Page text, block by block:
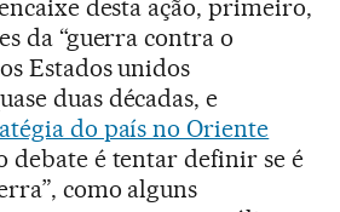
desta ação, primeiro,
da “guerra contra o
Estados unidos
duas décadas, e
do país no Oriente
debate é tentar definir se é
como alguns